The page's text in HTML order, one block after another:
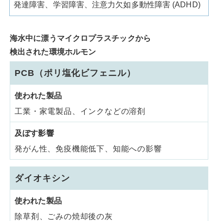
発達障害、学習障害、注意力欠如多動性障害 (ADHD)
海水中に漂うマイクロプラスチックから
検出された環境ホルモン
PCB（ポリ塩化ビフェニル）
工業・家電製品、インクなどの溶剤
発がん性、免疫機能低下、知能への影響
ダイオキシン
除草剤、ごみの焼却後の灰